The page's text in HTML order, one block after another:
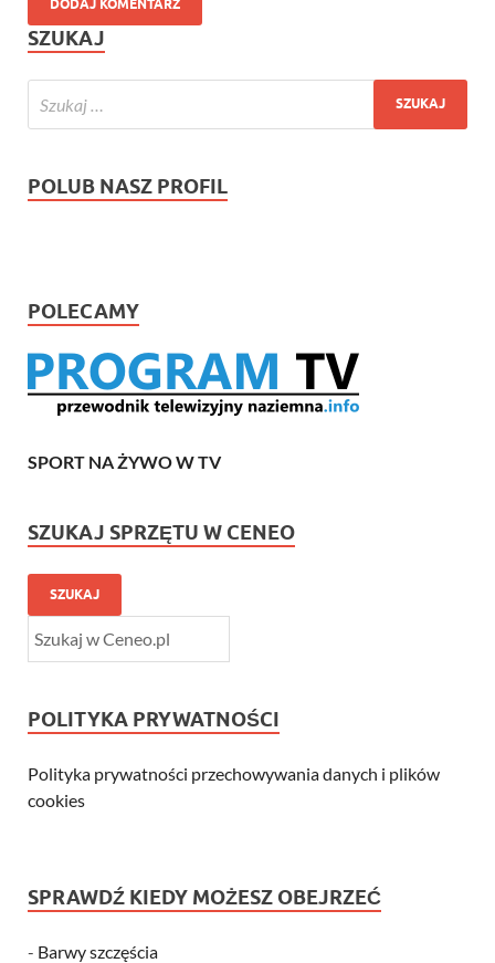
SZUKAJ
POLUB NASZ PROFIL
POLECAMY
SPORT NA ŻYWO W TV
SZUKAJ SPRZĘTU W CENEO
SZUKAJ
POLITYKA PRYWATNOŚCI
Polityka prywatności przechowywania danych i plików
cookies
SPRAWDŹ KIEDY MOŻESZ OBEJRZEĆ
- Barwy szczęścia